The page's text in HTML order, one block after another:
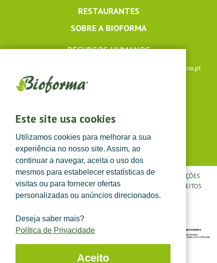
Este site usa cookies
Utilizamos cookies para melhorar a sua
experiência no nosso site. Assim, ao
continuar a navegar, aceita o uso dos
mesmos para estabelecer estatísticas de
visitas ou para fornecer ofertas
personalizadas ou anúncios direcionados.
Deseja saber mais?
Política de Privacidade
Aceito
RESTAURANTES
SOBRE A BIOFORMA
RECURSOS HUMANOS
lojaonline@bioforma.pt
(dias úteis das 8h30 às 13h e das 14h às 17h30)
POLÍTICA DE PRIVACIDADE|TERMOS E CONDIÇÕES
CONDIÇÕES
GERAIS DE VENDA | ©TOPFARMA, LDA. 2022.
TODOS OS DIREITOS
RESERVADOS.